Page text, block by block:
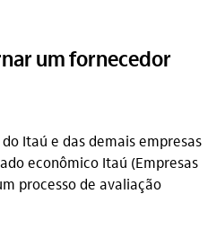
um fornecedor
Itaú e das demais empresas
econômico Itaú (Empresas
processo de avaliação